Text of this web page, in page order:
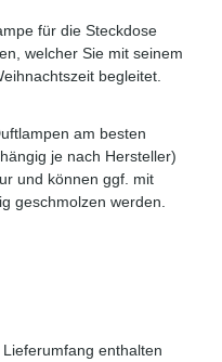
für die Steckdose
welcher Sie mit seinem
begleitet.
am besten
je nach Hersteller)
und können ggf. mit
geschmolzen werden.
enthalten